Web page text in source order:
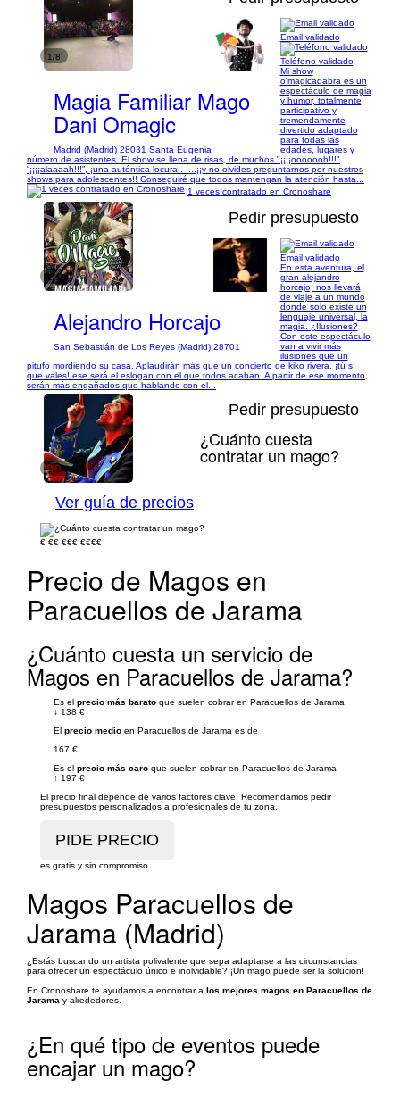
1/8
Magia Familiar Mago
Dani Omagic
Madrid (Madrid) 28031 Santa Eugenia
Email validado
Teléfono validado
Mi show
o'magicadabra es un
espectáculo de magia
y humor, totalmente
participativo y
tremendamente
divertido adaptado
para todas las
edades, lugares y
número de asistentes. El show se llena de risas, de muchos "¡¡¡¡ooooooh!!!"
“¡¡¡¡alaaaah!!!”, ¡una auténtica locura!. ....¡¡y no olvides preguntarnos por nuestros
shows para adolescentes!! Conseguiré que todos mantengan la atención hasta...
1 veces contratado en Cronoshare
1/13
Pedir presupuesto
Alejandro Horcajo
San Sebastián de Los Reyes (Madrid) 28701
Email validado
En esta aventura, el
gran alejandro
horcajo, nos llevará
de viaje a un mundo
donde solo existe un
lenguaje universal, la
magia. ¿Ilusiones?
Con este espectáculo
van a vivir más
ilusiones que un
pitufo mordiendo su casa. Aplaudirán más que un concierto de kiko rivera. ¡tú sí
que vales! ese será el eslogan con el que todos acaban. A partir de ese momento,
serán más engañados que hablando con el...
1/14
Pedir presupuesto
¿Cuánto cuesta
contratar un mago?
Ver guía de precios
€ €€ €€€ €€€€
Precio de Magos en
Paracuellos de Jarama
¿Cuánto cuesta un servicio de
Magos en Paracuellos de Jarama?
Es el precio más barato que suelen cobrar en Paracuellos de Jarama
↓ 138 €
El precio medio en Paracuellos de Jarama es de
167 €
Es el precio más caro que suelen cobrar en Paracuellos de Jarama
↑ 197 €
El precio final depende de varios factores clave. Recomendamos pedir
presupuestos personalizados a profesionales de tu zona.
es gratis y sin compromiso
Magos Paracuellos de
Jarama (Madrid)
¿Estás buscando un artista polivalente que sepa adaptarse a las circunstancias
para ofrecer un espectáculo único e inolvidable? ¡Un mago puede ser la solución!
En Cronoshare te ayudamos a encontrar a los mejores magos en Paracuellos de
Jarama y alrededores.
¿En qué tipo de eventos puede
encajar un mago?